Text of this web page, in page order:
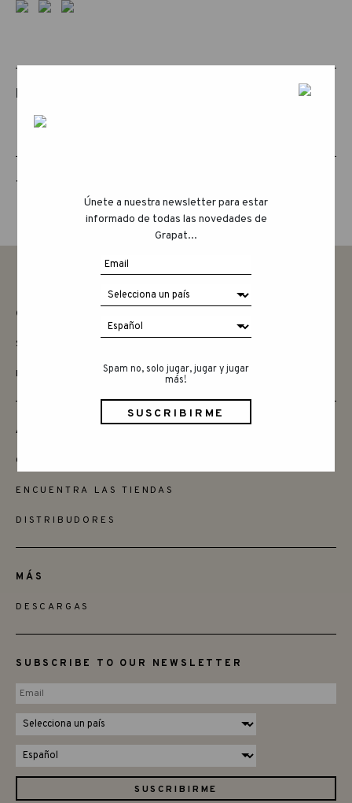
PRODUCTOS RELACIONADOS
THE ANIMAL CREW
Únete a nuestra newsletter para estar
informado de todas las novedades de
Grapat...
Spam no, solo jugar, jugar y jugar
más!
CONTACTAR
SAY HELLO
INSTAGRAM
AMIGOS
QUIERES SER MINORISTA
ENCUENTRA LAS TIENDAS
DISTRIBUDORES
MÁS
DESCARGAS
SUBSCRIBE TO OUR NEWSLETTER